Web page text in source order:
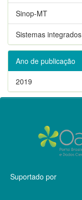
Sinop-MT
Sistemas integrados
Ano de publicação
2019
Suportado por